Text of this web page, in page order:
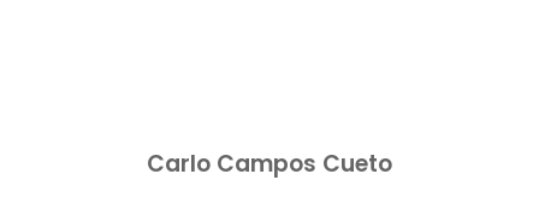
Carlo Campos Cueto